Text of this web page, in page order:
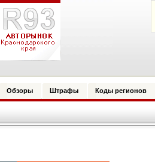
Обзоры Штрафы Коды регионов